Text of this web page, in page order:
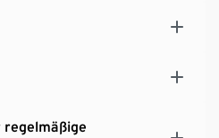
regelmäßige